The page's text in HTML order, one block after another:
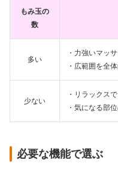
もみ玉の
数
多い
・力強いマッ
・広範囲を全
少ない
・リラックス
・気になる部
必要な機能で選ぶ